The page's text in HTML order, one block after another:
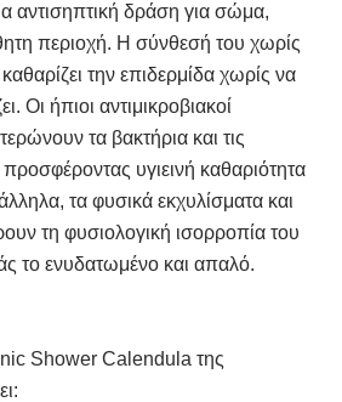
αντισηπτική δράση για σώμα,
περιοχή. Η σύνθεσή του χωρίς
την επιδερμίδα χωρίς να
Οι ήπιοι αντιμικροβιακοί
τα βακτήρια και τις
υγιεινή καθαριότητα
τα φυσικά εκχυλίσματα και
τη φυσιολογική ισορροπία του
το ενυδατωμένο και απαλό.
Shower Calendula της